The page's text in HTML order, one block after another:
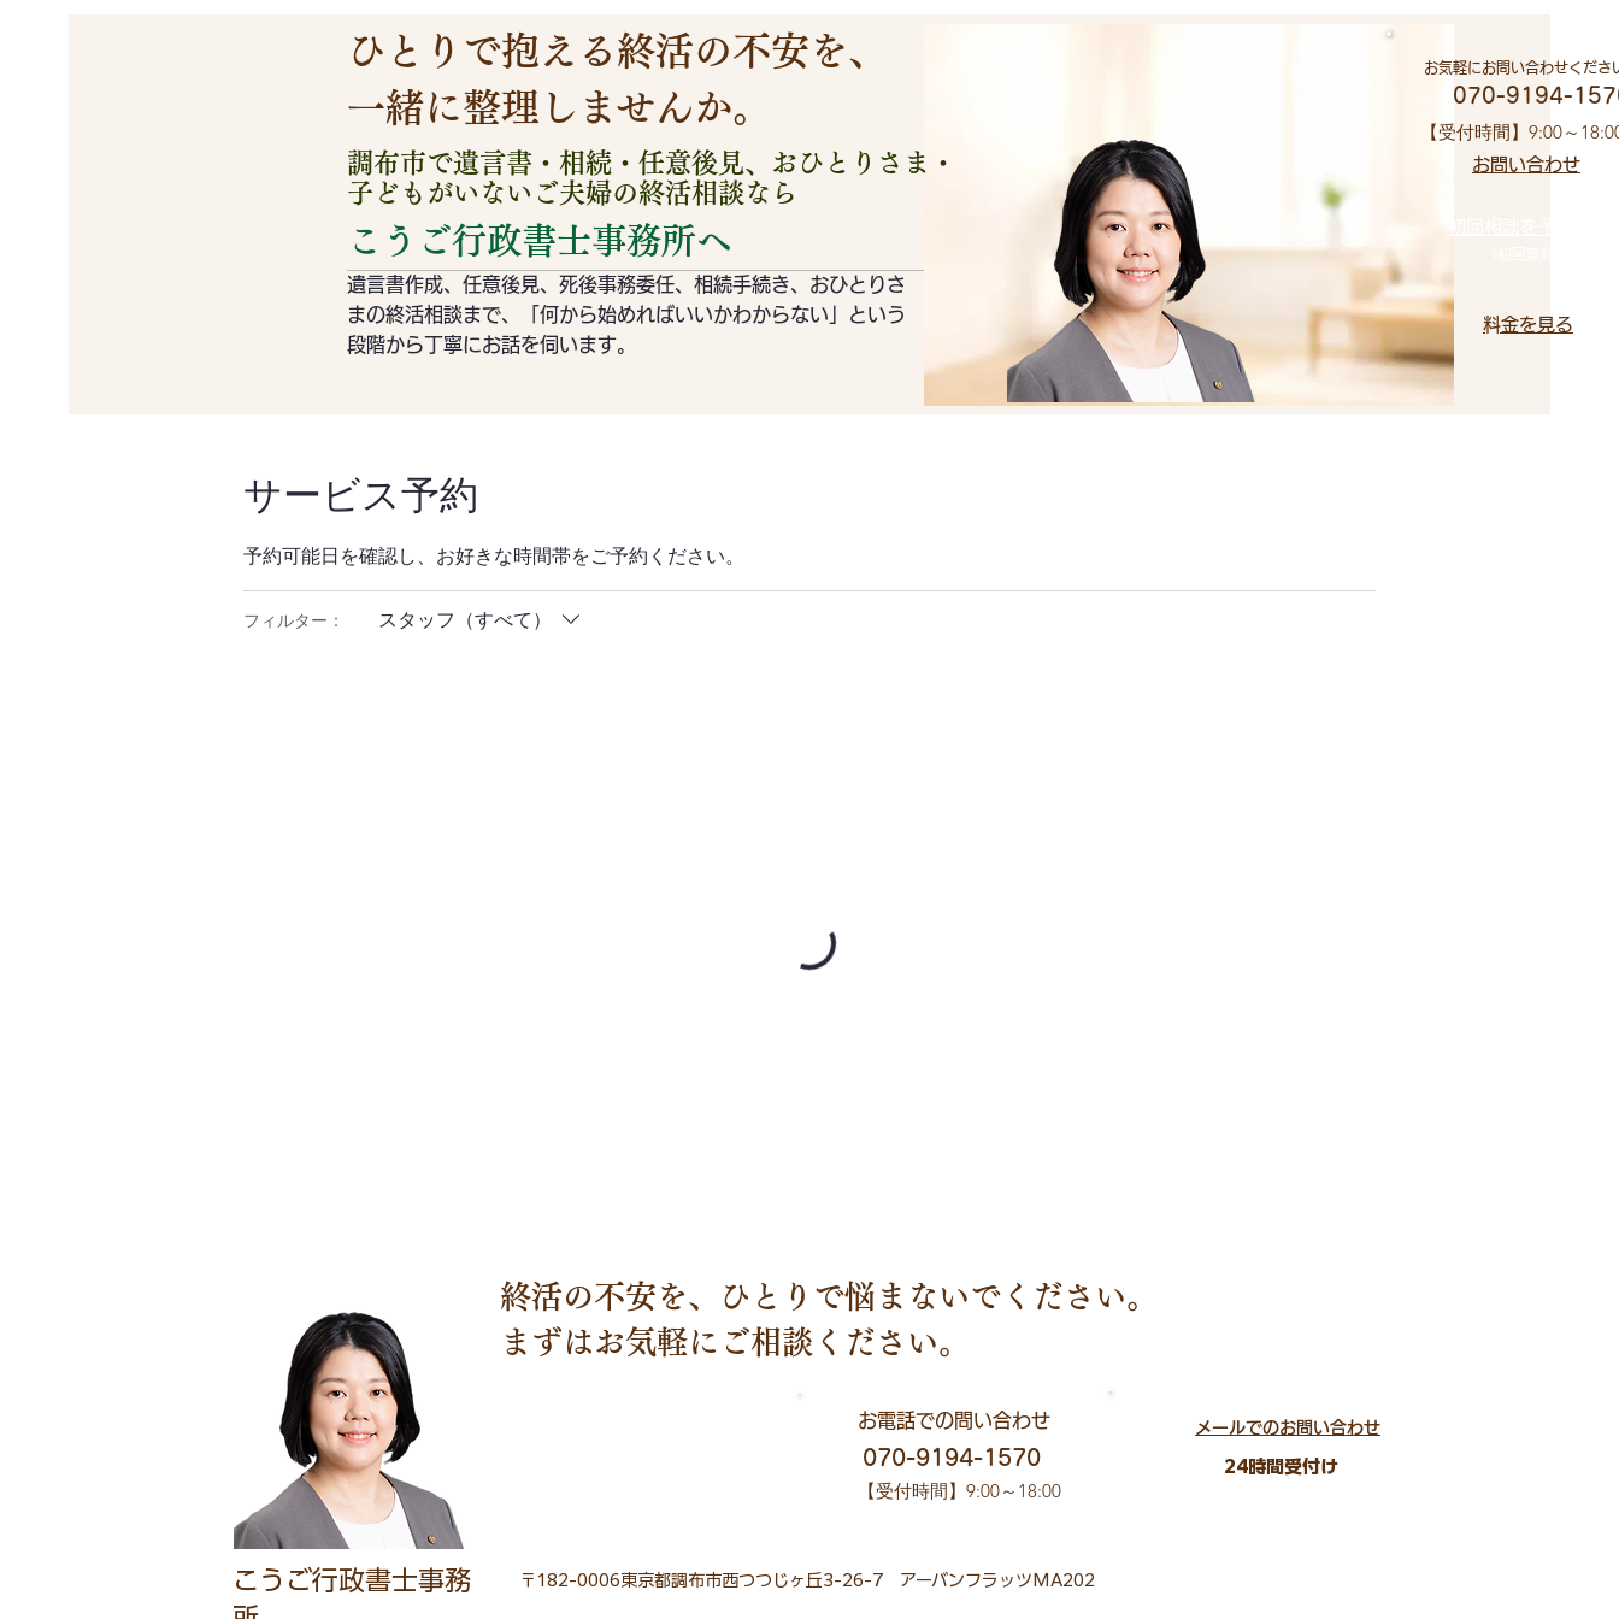
ひとりで抱える終活の不安を、
​一緒に整理しませんか。
調布市で遺言書・相続・任意後見、おひとりさま・
子どもがいないご夫婦の終活相談なら
遺言書作成、任意後見、死後事務委任、相続手続き、おひとりさ
まの終活相談まで、「何から始めればいいかわからない」という
段階から​丁寧にお話を伺います。
こうご行政書士事務所へ
お気軽にお問い合わせくださ
070-9194-
【受付時間】9:00～
お問い合わせ​
​料金を見る
サービス予約
予約可能日を確認し、お好きな時間帯をご予約ください。
フィルター： スタッフ（すべて）
終活の不安を、ひとりで悩まないでください。
​まずはお気軽にご相談ください。
​お電話での問い合わせ
​ 070-9194-1570
​【受付時間】9:00～18:00
メールでのお問い合わせ​
​24時間受付け​
​こうご行政書士事務
〒182-0006東京都調布市西つつじヶ丘3-26-7 アーバンフラッツMA202